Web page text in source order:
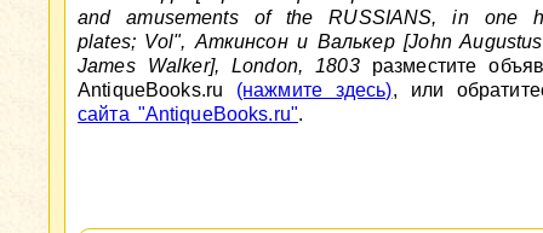
and amusements of the RUSSIANS, in one
plates; Vol", Аткинсон и Валькер [John
James Walker], London, 1803разместите
AntiqueBooks.ru (нажмите здесь), или
сайта "AntiqueBooks.ru".